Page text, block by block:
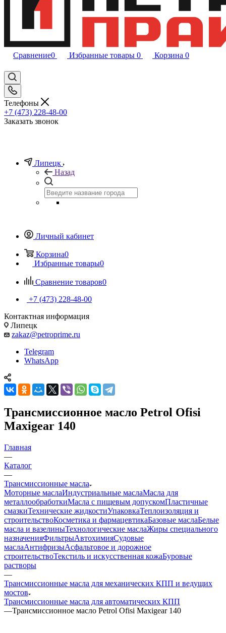
Сравнение0 Избранные товары 0 Корзина 0
Телефоны
+7 (473) 228-48-00
Заказать звонок
Липецк
Назад
Личный кабинет
Корзина0
Избранные товары0
Сравнение товаров0
+7 (473) 228-48-00
Контактная информация
Липецк
zakaz@petroprime.ru
Telegram
WhatsApp
Трансмиссионное масло Petrol Ofisi
Maxigear 140
Главная
—
Каталог
—
Трансмиссионные масла
Моторные маслаИндустриальные маслаМасла для
металлообработкиМасла с пищевым допускомПластичные
смазкиТехнические жидкостиУпаковкаТеплоизоляция и
строительствоКосметика и фармацевтикаБазовые маслаБелые
масла и вазелиныТехнологические маслаЖиры специального
назначенияФильтрыАвтохимияСудовые
маслаАнтифризыАсфальтовое и дорожное
строительствоТекстиль и искусственная кожаБуровые
растворы
—
Трансмиссионные масла для механических КПП и ведущих
мостов
Трансмиссионные масла для автоматических КПП
—Трансмиссионное масло Petrol Ofisi Maxigear 140